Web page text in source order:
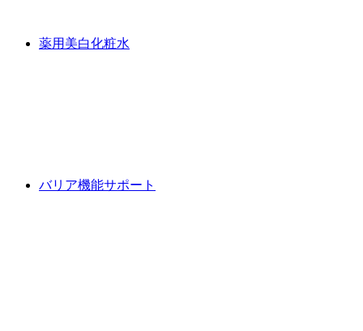
薬用美白化粧水
バリア機能サポート